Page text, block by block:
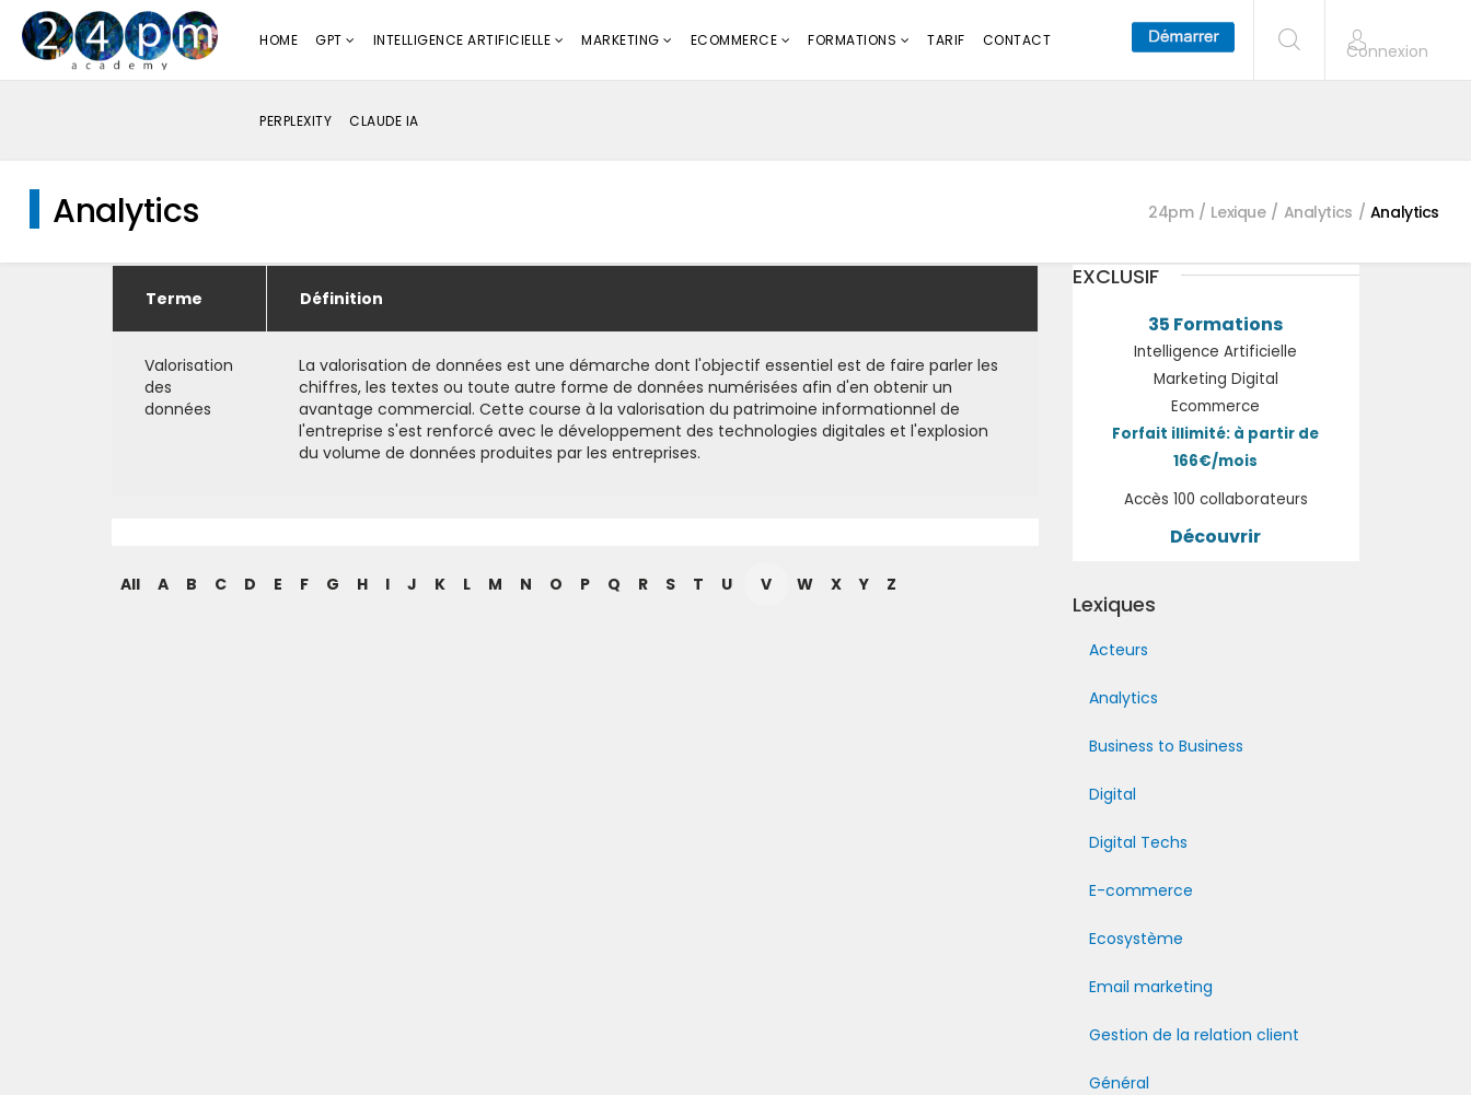
HOME GPT INTELLIGENCE ARTIFICIELLE MARKETING ECOMMERCE FORMATIONS TARIF CONTACT
PERPLEXITY CLAUDE IA
Connexion
Analytics 24pm Lexique Analytics Analytics
Terme Définition
Valorisation
des
données
La valorisation de données est une démarche dont l'objectif essentiel est de faire parler les
chiffres, les textes ou toute autre forme de données numérisées afin d'en obtenir un
avantage commercial. Cette course à la valorisation du patrimoine informationnel de
l'entreprise s'est renforcé avec le développement des technologies digitales et l'explosion
du volume de données produites par les entreprises.
All A B C D E F G H I J K L M N O P Q R S T U V W X Y Z
EXCLUSIF
35 Formations
Intelligence Artificielle
Marketing Digital
Ecommerce
Forfait illimité: à partir de
166€/mois
Accès 100 collaborateurs
Découvrir
Lexiques
Acteurs
Analytics
Business to Business
Digital
Digital Techs
E-commerce
Ecosystème
Email marketing
Gestion de la relation client
Général